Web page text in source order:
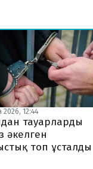
2026, 12:44
тауарларды
әкелген
топ ұсталды